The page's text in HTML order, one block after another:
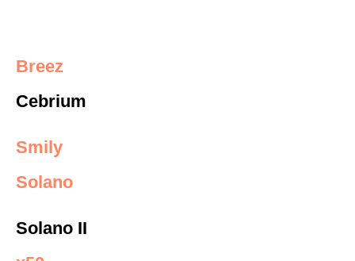
Breez
Cebrium
Smily
Solano
Solano II